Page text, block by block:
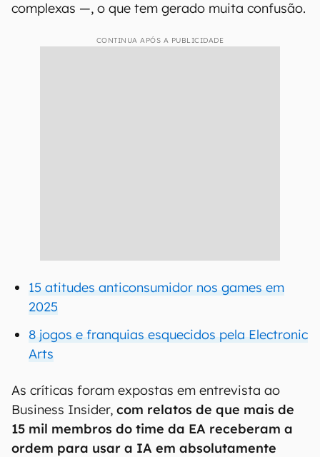
complexas —, o que tem gerado muita confusão.
CONTINUA APÓS A PUBLICIDADE
15 atitudes anticonsumidor nos games em
2025
8 jogos e franquias esquecidos pela Electronic
Arts
As críticas foram expostas em entrevista ao
Business Insider, com relatos de que mais de
15 mil membros do time da EA receberam a
ordem para usar a IA em absolutamente